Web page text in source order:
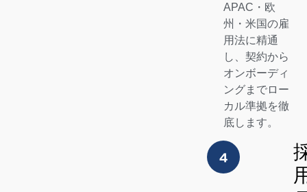
APAC・欧
州・米国の雇
用法に精通
し、契約から
オンボーディ
ングまでロー
カル準拠を徹
底します。